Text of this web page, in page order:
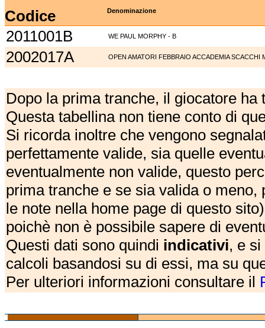
Codice Denominazione
2011001B WE PAUL MORPHY - B
2002017A OPEN AMATORI FEBBRAIO ACCADEMIA SCACCHI
Dopo la prima tranche, il giocatore
Questa tabellina non tiene conto di
Si ricorda inoltre che vengono
perfettamente valide, sia quelle
eventualmente non valide, questo
prima tranche e se sia valida o
le note nella home page di questo
poichè non è possibile sapere di
Questi dati sono quindi indicativi, e
calcoli basandosi su di essi, ma su
Per ulteriori informazioni consultare il